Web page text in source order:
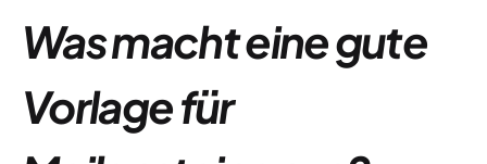
Was macht eine gute
Vorlage für